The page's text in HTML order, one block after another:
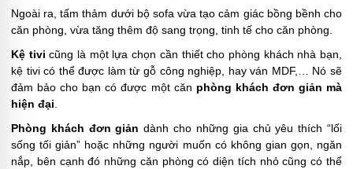
Ngoài ra, tấm thảm dưới bộ sofa vừa tạo cảm giác bồng bềnh cho
căn phòng, vừa tăng thêm độ sang trọng, tinh tế cho căn phòng.
Kệ tivi cũng là một lựa chọn cần thiết cho phòng khách nhà bạn,
kệ tivi có thể được làm từ gỗ công nghiệp, hay ván MDF,… Nó sẽ
đảm bảo cho bạn có được một căn phòng khách đơn giản mà
hiện đại.
Phòng khách đơn giản dành cho những gia chủ yêu thích “lối
sống tối giản” hoặc những người muốn có không gian gọn, ngăn
nắp, bên cạnh đó những căn phòng có diện tích nhỏ cũng có thể